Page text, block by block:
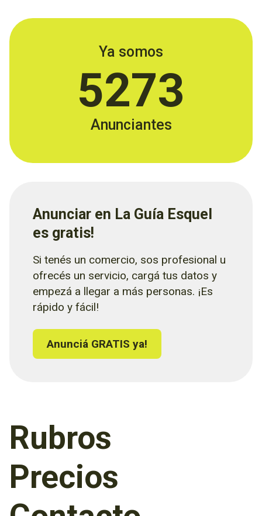
Ya somos
5273
Anunciantes
Anunciar en La Guía Esquel
es gratis!
Si tenés un comercio, sos profesional u
ofrecés un servicio, cargá tus datos y
empezá a llegar a más personas. ¡Es
rápido y fácil!
Anunciá GRATIS ya!
Rubros
Precios